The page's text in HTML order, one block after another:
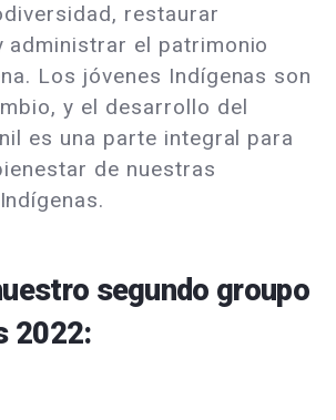
restaurar
administrar el patrimonio
Los jóvenes Indígenas son
y el desarrollo del
es una parte integral para
de nuestras
segundo groupo
2022: